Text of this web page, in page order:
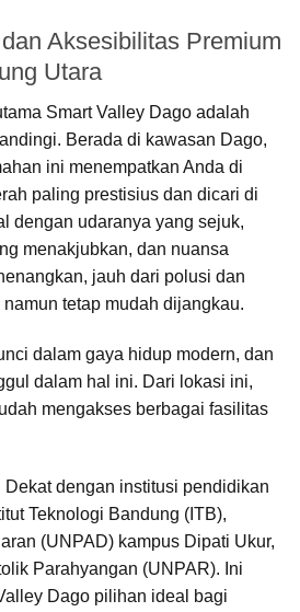
Aksesibilitas Premium
Utara
Smart Valley Dago adalah
Berada di kawasan Dago,
ini menempatkan Anda di
paling prestisius dan dicari di
dengan udaranya yang sejuk,
menakjubkan, dan nuansa
jauh dari polusi dan
tetap mudah dijangkau.
dalam gaya hidup modern, dan
dalam hal ini. Dari lokasi ini,
mengakses berbagai fasilitas
Dekat dengan institusi pendidikan
Teknologi Bandung (ITB),
(UNPAD) kampus Dipati Ukur,
Parahyangan (UNPAR). Ini
Dago pilihan ideal bagi